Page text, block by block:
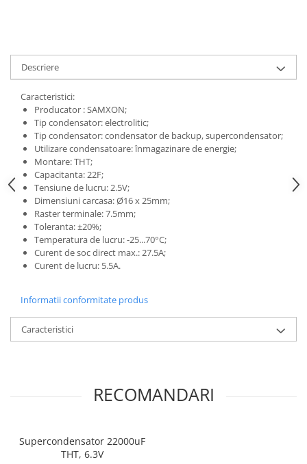
Descriere
Caracteristici:
Producator : SAMXON;
Tip condensator: electrolitic;
Tip condensator: condensator de backup, supercondensator;
Utilizare condensatoare: înmagazinare de energie;
Montare: THT;
Capacitanta: 22F;
Tensiune de lucru: 2.5V;
Dimensiuni carcasa: Ø16 x 25mm;
Raster terminale: 7.5mm;
Toleranta: ±20%;
Temperatura de lucru: -25...70°C;
Curent de soc direct max.: 27.5A;
Curent de lucru: 5.5A.
Informatii conformitate produs
Caracteristici
RECOMANDARI
Supercondensator 22000uF
THT, 6.3V